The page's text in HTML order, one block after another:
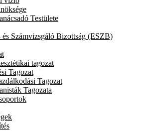
Testülete
Számvizsgáló Bizottság (ESZB)
tagozat
Tagozat
Tagozat
Tagozata